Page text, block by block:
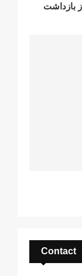
بازداشت
Contact